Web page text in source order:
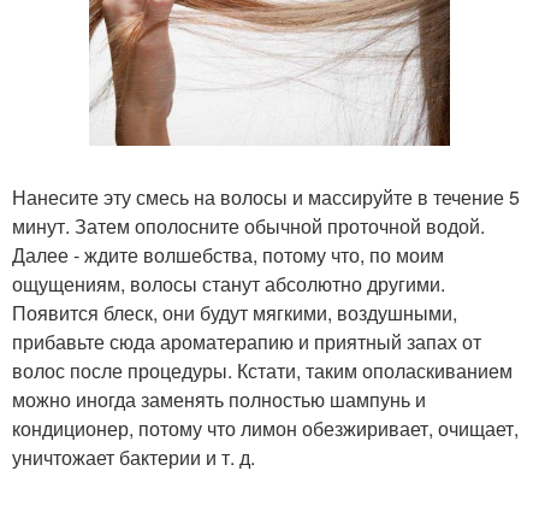
Нанесите эту смесь на волосы и массируйте в течение 5
минут. Затем ополосните обычной проточной водой.
Далее - ждите волшебства, потому что, по моим
ощущениям, волосы станут абсолютно другими.
Появится блеск, они будут мягкими, воздушными,
прибавьте сюда ароматерапию и приятный запах от
волос после процедуры. Кстати, таким ополаскиванием
можно иногда заменять полностью шампунь и
кондиционер, потому что лимон обезжиривает, очищает,
уничтожает бактерии и т. д.